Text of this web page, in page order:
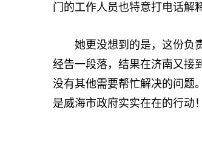
门的工作人员也特意打电话解
她更没想到的是，这份负责
经告一段落，结果在济南又接
没有其他需要帮忙解决的问题
是威海市政府实实在在的行动